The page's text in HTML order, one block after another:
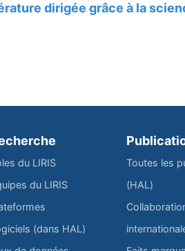
dirigée grâce à la
du LIRIS
du LIRIS
(dans HAL)
Toutes les
(HAL)